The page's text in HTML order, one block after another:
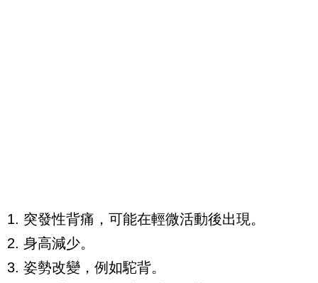
1. 突發性背痛，可能在輕微活動後出現。
2. 身高減少。
3. 姿勢改變，例如駝背。